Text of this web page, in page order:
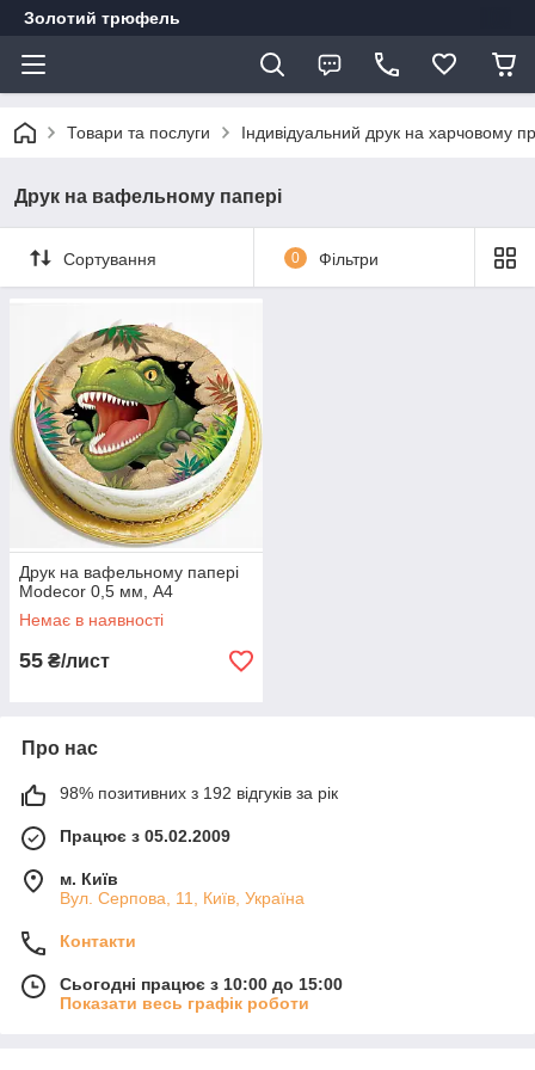
Золотий трюфель
Товари та послуги Індивідуальний друк на харчовому
Друк на вафельному папері
Сортування 0 Фільтри
Друк на вафельному папері
Modecor 0,5 мм, А4
Немає в наявності
55 ₴/лист
Про нас
98% позитивних з 192 відгуків за рік
Працює з 05.02.2009
м. Київ
Вул. Серпова, 11, Київ, Україна
Контакти
Сьогодні працює з 10:00 до 15:00
Показати весь графік роботи